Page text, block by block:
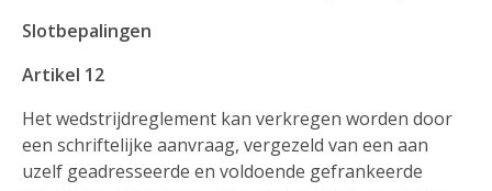
Slotbepalingen
Artikel 12
Het wedstrijdreglement kan verkregen worden door
een schriftelijke aanvraag, vergezeld van een aan
uzelf geadresseerde en voldoende gefrankeerde